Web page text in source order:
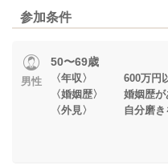
参加条件
男性
50〜69歳
〈年収〉 600万円
〈婚姻歴〉 婚姻歴が
〈外見〉 自分磨き